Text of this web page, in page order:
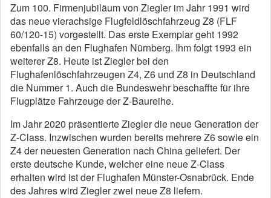
Zum 100. Firmenjubiläum von Ziegler im Jahr 1991 wird
das neue vierachsige Flugfeldlöschfahrzeug Z8 (FLF
60/120-15) vorgestellt. Das erste Exemplar geht 1992
ebenfalls an den Flughafen Nürnberg. Ihm folgt 1993 ein
weiterer Z8. Heute ist Ziegler bei den
Flughafenlöschfahrzeugen Z4, Z6 und Z8 in Deutschland
die Nummer 1. Auch die Bundeswehr beschaffte für ihre
Flugplätze Fahrzeuge der Z-Baureihe.
Im Jahr 2020 präsentierte Ziegler die neue Generation der
Z-Class. Inzwischen wurden bereits mehrere Z6 sowie ein
Z4 der neuesten Generation nach China geliefert. Der
erste deutsche Kunde, welcher eine neue Z-Class
erhalten wird ist der Flughafen Münster-Osnabrück. Ende
des Jahres wird Ziegler zwei neue Z8 liefern.